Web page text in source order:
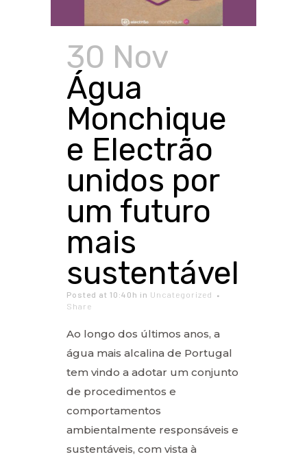
30 Nov
Água
Monchique
e Electrão
unidos por
um futuro
mais
sustentável
Posted at 10:40h in Uncategorized
Share
Ao longo dos últimos anos, a
água mais alcalina de Portugal
tem vindo a adotar um conjunto
de procedimentos e
comportamentos
ambientalmente responsáveis e
sustentáveis, com vista à